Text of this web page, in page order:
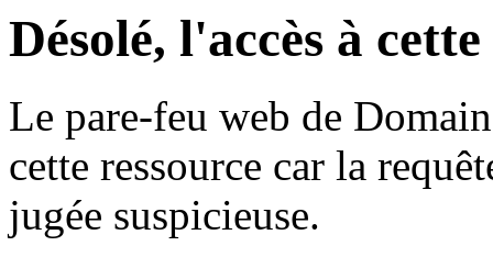
Désolé, l'accès à
Le pare-feu web de
cette ressource car la
jugée suspicieuse.